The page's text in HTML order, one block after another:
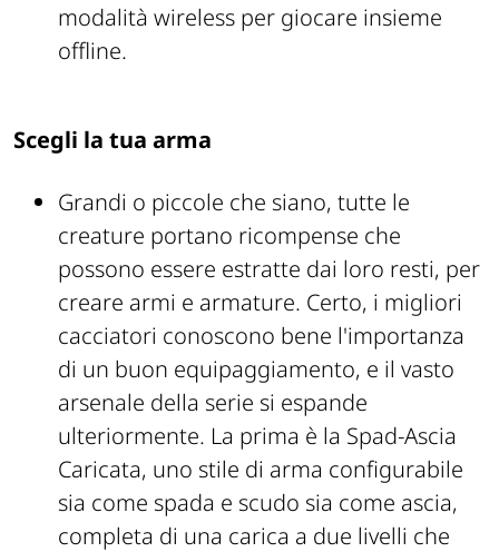
modalità wireless per giocare insieme
offline.
Scegli la tua arma
Grandi o piccole che siano, tutte le
creature portano ricompense che
possono essere estratte dai loro resti, per
creare armi e armature. Certo, i migliori
cacciatori conoscono bene l'importanza
di un buon equipaggiamento, e il vasto
arsenale della serie si espande
ulteriormente. La prima è la Spad-Ascia
Caricata, uno stile di arma configurabile
sia come spada e scudo sia come ascia,
completa di una carica a due livelli che